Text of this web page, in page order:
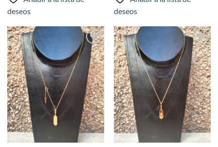
deseos
deseos
Añadir
a la
lista de
deseos
Añadir
a la
lista de
deseos